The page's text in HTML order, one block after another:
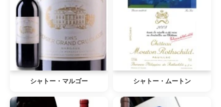
シャトー・マルゴー シャトー・ムートン